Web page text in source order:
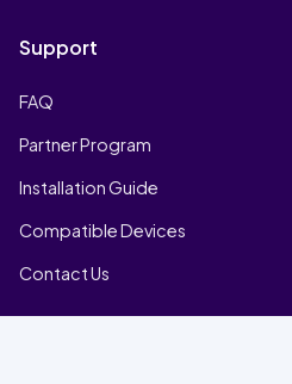
Support
FAQ
Partner Program
Installation Guide
Compatible Devices
Contact Us